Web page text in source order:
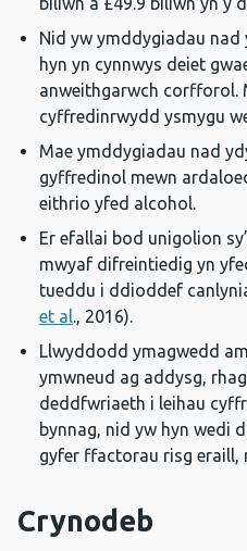
Nid yw ymddygiadau nad
hyn yn cynnwys deiet
anweithgarwch corfforol.
cyffredinrwydd ysmygu
Mae ymddygiadau nad
gyffredinol mewn
eithrio yfed alcohol.
Er efallai bod unigolion
mwyaf difreintiedig yn
tueddu i ddioddef
et al., 2016).
Llwyddodd ymagwedd
ymwneud ag addysg,
deddfwriaeth i leihau
bynnag, nid yw hyn wedi
gyfer ffactorau risg eraill,
Crynodeb